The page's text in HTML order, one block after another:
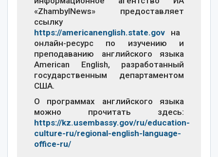
«ZhambylNews» предоставляет
ссылку
https://americanenglish.state.gov
на
онлайн-ресурс по изучению и
преподаванию английского языка
American English, разработанный
государственным департаментом
США.
О программах английского языка
можно прочитать здесь:
https://kz.usembassy.gov/ru/education-
culture-ru/regional-english-language-
office-ru/